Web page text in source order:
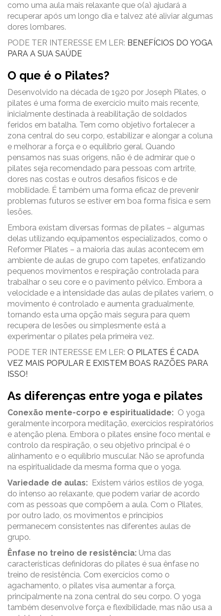
como uma aula mais relaxante que o(a) ajudará a
recuperar após um longo dia e talvez até aliviar algumas
dores lombares.
PODE TER INTERESSE EM LER: BENEFÍCIOS DO YOGA
PARA A SUA SAÚDE
O que é o Pilates?
Desenvolvido na década de 1920 por Joseph Pilates, o
pilates é uma forma de exercício muito mais recente,
inicialmente destinada à reabilitação de soldados
feridos em batalha. Tem como objetivo fortalecer a
zona central do seu corpo, estabilizar e alongar a coluna
e melhorar a força e o equilíbrio geral. Quando
pensamos nas suas origens, não é de admirar que o
pilates seja recomendado para pessoas com artrite,
dores nas costas e outros desafios físicos e de
mobilidade. É também uma forma eficaz de prevenir
problemas futuros se estiver em boa forma física e sem
lesões.
Embora existam diversas formas de pilates – algumas
delas utilizando equipamentos especializados, como o
Reformer Pilates – a maioria das aulas acontecem em
ambiente de aulas de grupo com tapetes, enfatizando
pequenos movimentos e respiração controlada para
trabalhar o seu core e o pavimento pélvico. Embora a
velocidade e a intensidade das aulas de pilates variem, o
movimento é controlado e aumenta gradualmente,
tornando esta uma opção mais segura para quem
recupera de lesões ou simplesmente está a
experimentar o pilates pela primeira vez.
PODE TER INTERESSE EM LER: O PILATES É CADA
VEZ MAIS POPULAR E EXISTEM BOAS RAZÕES PARA
ISSO!
As diferenças entre yoga e pilates
Conexão mente-corpo e espiritualidade: O yoga
geralmente incorpora meditação, exercícios respiratórios
e atenção plena. Embora o pilates ensine foco mental e
controlo da respiração, o seu objetivo principal é o
alinhamento e o equilíbrio muscular. Não se aprofunda
na espiritualidade da mesma forma que o yoga.
Variedade de aulas: Existem vários estilos de yoga,
do intenso ao relaxante, que podem variar de acordo
com as pessoas que compõem a aula. Com o Pilates,
por outro lado, os movimentos e princípios
permanecem consistentes nas diferentes aulas de
grupo.
Ênfase no treino de resistência: Uma das
características definidoras do pilates é sua ênfase no
treino de resistência. Com exercícios como o
agachamento, o pilates visa aumentar a força,
principalmente na zona central do seu corpo. O yoga
também desenvolve força e flexibilidade, mas não usa a